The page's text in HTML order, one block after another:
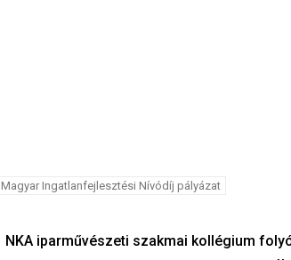
Magyar Ingatlanfejlesztési Nívódíj pályázat
NKA iparművészeti szakmai kollégium